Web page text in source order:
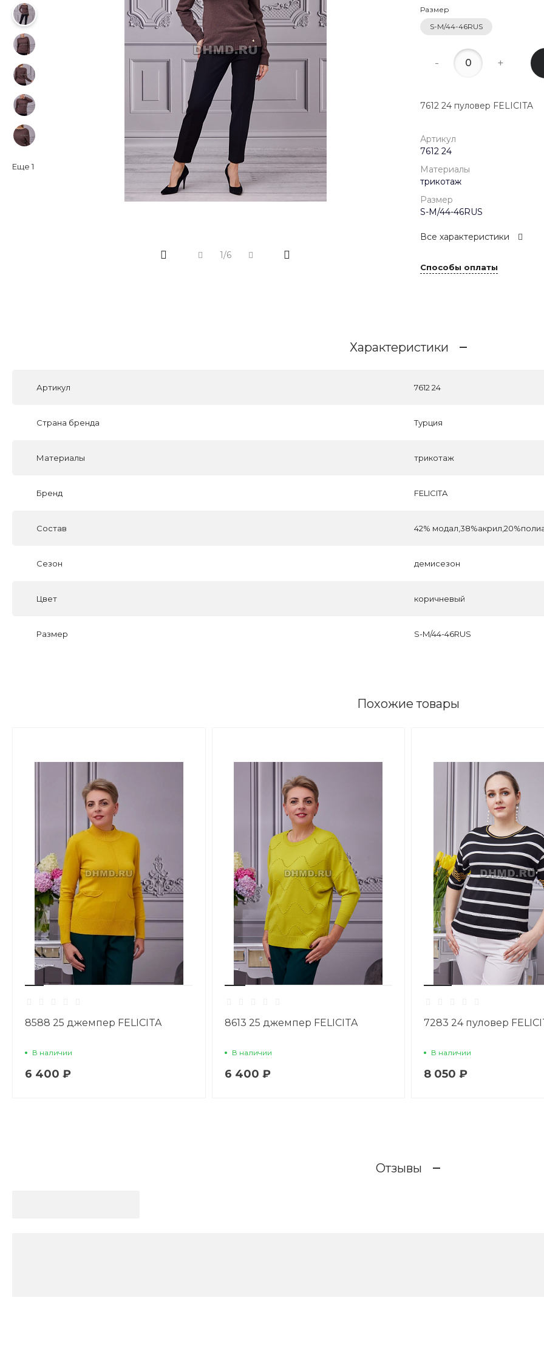
г.
Школьная,
Пн-Пт 09:00
Еще 1
1/6
Размер
S-M/44-46RUS
- +
7612 24 пуловер FELICITA
Артикул
7612 24
Материалы
трикотаж
Размер
S-M/44-46RUS
Все характеристики
Способы оплаты
Характеристики
Артикул 7612 24
Страна бренда Турция
Материалы трикотаж
Бренд FELICITA
Состав 42%
Сезон демисезон
Цвет коричневый
Размер S-M/44-46RUS
Похожие товары
8588 25 джемпер FELICITA
В наличии
6 400 ₽
8613 25 джемпер FELICITA
В наличии
6 400 ₽
7283 24 пуловер
В наличии
8 050 ₽
Отзывы